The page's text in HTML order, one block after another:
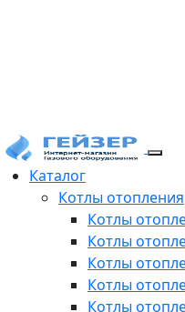
Каталог
Котлы отопления
Котлы
Котлы
Котлы
Котлы
Котлы